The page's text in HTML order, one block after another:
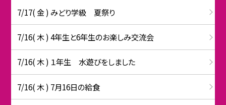
7/17( 金 ) みどり学級 夏祭り
7/16( 木 ) 4年生と6年生のお楽しみ交流会
7/16( 木 ) １年生 水遊びをしました
7/16( 木 ) 7月16日の給食